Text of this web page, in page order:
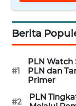
Berita
#1
PLN
PLN dan
Primer
#2
PLN
WN
WN
BINJAI
WN